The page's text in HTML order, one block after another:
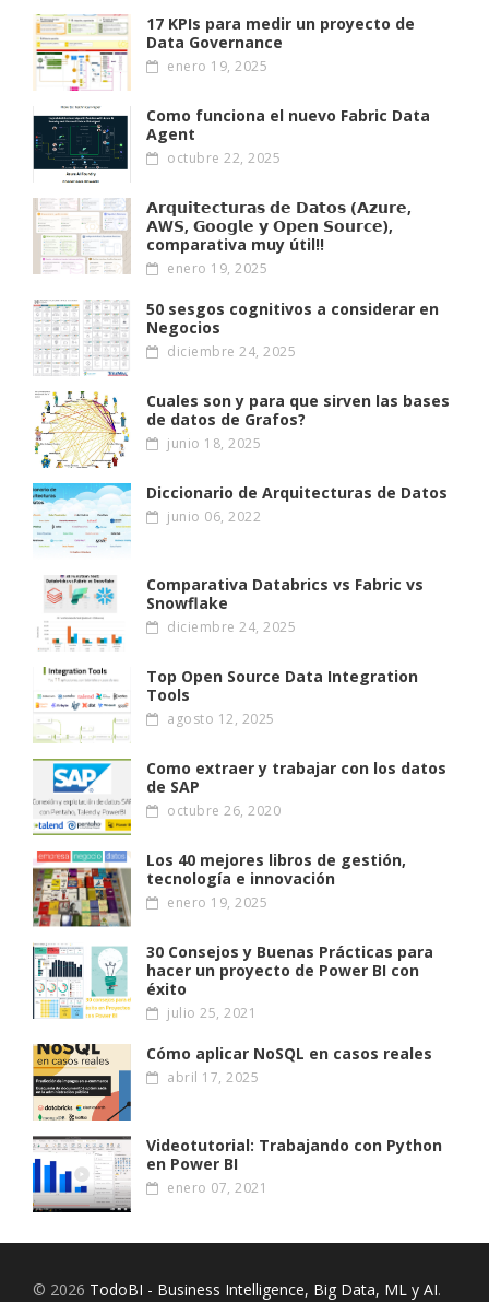
17 KPIs para medir un proyecto de
Data Governance
enero 19, 2025
Como funciona el nuevo Fabric Data
Agent
octubre 22, 2025
𝗔𝗿𝗾𝘂𝗶𝘁𝗲𝗰𝘁𝘂𝗿𝗮𝘀 𝗱𝗲 𝗗𝗮𝘁𝗼𝘀 (𝗔𝘇𝘂𝗿𝗲,
𝗔W𝗦, 𝗚𝗼𝗼𝗴𝗹𝗲 𝘆 𝗢𝗽𝗲𝗻 𝗦𝗼𝘂𝗿𝗰𝗲),
comparativa muy útil!!
enero 19, 2025
50 sesgos cognitivos a considerar en
Negocios
diciembre 24, 2025
Cuales son y para que sirven las bases
de datos de Grafos?
junio 18, 2025
Diccionario de Arquitecturas de Datos
junio 06, 2022
Comparativa Databrics vs Fabric vs
Snowflake
diciembre 24, 2025
Top Open Source Data Integration
Tools
agosto 12, 2025
Como extraer y trabajar con los datos
de SAP
octubre 26, 2020
Los 40 mejores libros de gestión,
tecnología e innovación
enero 19, 2025
30 Consejos y Buenas Prácticas para
hacer un proyecto de Power BI con
éxito
julio 25, 2021
Cómo aplicar NoSQL en casos reales
abril 17, 2025
Videotutorial: Trabajando con Python
en Power BI
enero 07, 2021
© 2026 TodoBI - Business Intelligence, Big Data, ML y AI.